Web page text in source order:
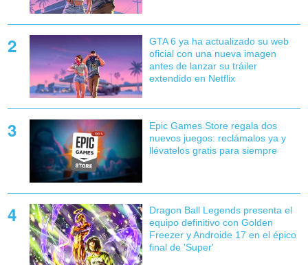
GTA 6 ya ha actualizado su web
oficial con una nueva imagen
antes de lanzar su tráiler
extendido en Netflix
Epic Games Store regala dos
nuevos juegos: reclámalos ya y
llévatelos gratis para siempre
Dragon Ball Legends presenta el
equipo definitivo con Golden
Freezer y Androide 17 en el épico
final de 'Super'